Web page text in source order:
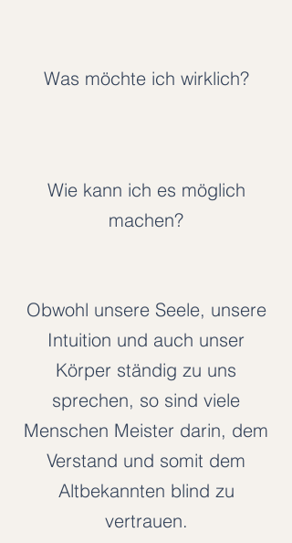
Was möchte ich wirklich?
Wie kann ich es möglich
machen?
Obwohl unsere Seele, unsere
Intuition und auch unser
Körper ständig zu uns
sprechen, so sind viele
Menschen Meister darin, dem
Verstand und somit dem
Altbekannten blind zu
vertrauen.